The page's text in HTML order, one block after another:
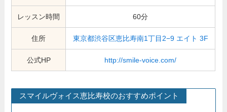
レッスン時間 60分
住所 東京都渋谷区恵比寿南1丁目2−9 エイト 3F
公式HP http://smile-voice.com/
スマイルヴォイス恵比寿校のおすすめポイント